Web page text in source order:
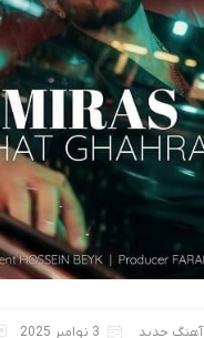
آهنگ جدید 3 نوامبر 2025